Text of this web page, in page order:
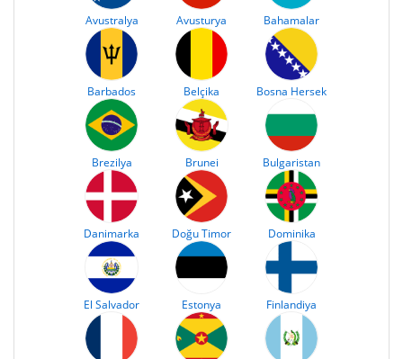
Avustralya Avusturya Bahamalar
Barbados Belçika Bosna Hersek
Brezilya Brunei Bulgaristan
Danimarka Doğu Timor Dominika
El Salvador Estonya Finlandiya